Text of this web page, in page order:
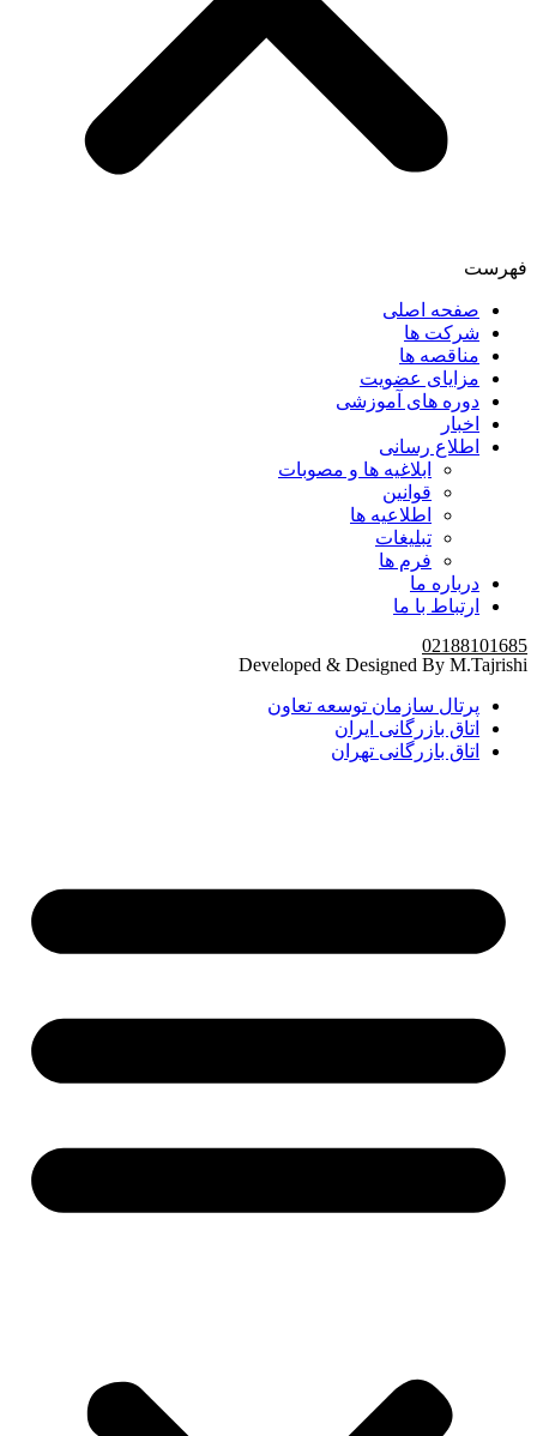
فهرست
صفحه اصلی
شرکت ها
مناقصه ها
مزایای عضویت
دوره های آموزشی
اخبار
اطلاع رسانی
ابلاغیه ها و مصوبات
قوانین
اطلاعیه ها
تبلیغات
فرم ها
درباره ما
ارتباط با ما
02188101685
Developed & Designed By M.Tajrishi
پرتال سازمان توسعه تعاون
اتاق بازرگانی ایران
اتاق بازرگانی تهران